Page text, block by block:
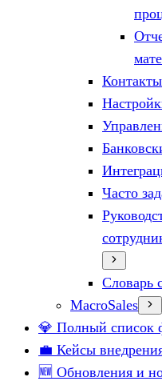
Контакты
Часто
Словарь
MacroSales
💎 Полный список
💼 Кейсы
🆕 Обновления и